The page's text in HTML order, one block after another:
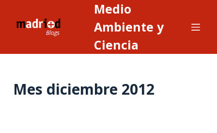
Medio
Ambiente y
Ciencia
Mes diciembre 2012